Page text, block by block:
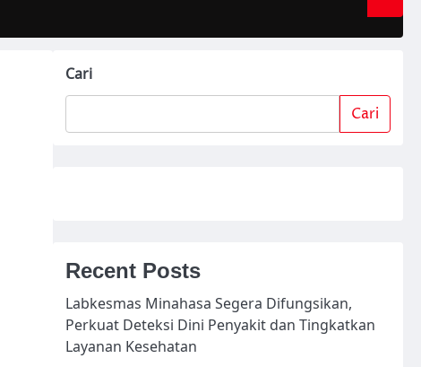
Cari
Cari
Recent Posts
Labkesmas Minahasa Segera Difungsikan,
Perkuat Deteksi Dini Penyakit dan Tingkatkan
Layanan Kesehatan